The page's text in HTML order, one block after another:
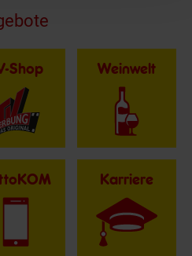
Shop Weinwelt
Karriere